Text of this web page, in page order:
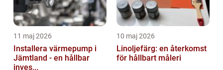
11 maj 2026
Installera värmepump i
Jämtland - en hållbar
inves...
10 maj 2026
Linoljefärg: en återkomst
för hållbart måleri